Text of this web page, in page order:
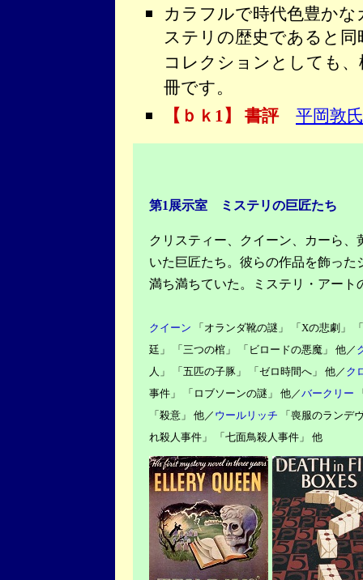
カラフルで時代色豊か
ステリの歴史であると
コレクションとしても
冊です。
【ｂｋ1】 書評 平岡敦氏
第1展示室 ミステリの巨匠たち
クリスティー、クイーン、カーら
いた巨匠たち。彼らの作品を飾っ
満ち満ちていた。ミステリ・アー
クイーン 「オランダ靴の謎」 「Xの悲劇」
廷」 「三つの棺」 「ビロードの悪魔」 他／
人」 「五匹の子豚」 「ゼロ時間へ」 他／ ク
事件」 「ロブソーンの謎」 他／バークリー
「殺意」 他／ ウールリッチ
「喪服のランデ
れ殺人事件」 「七面鳥殺人事件」 他